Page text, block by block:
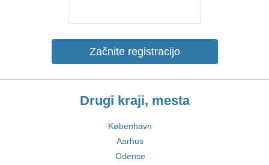
Začnite registracijo
Drugi kraji, mesta
København
Aarhus
Odense